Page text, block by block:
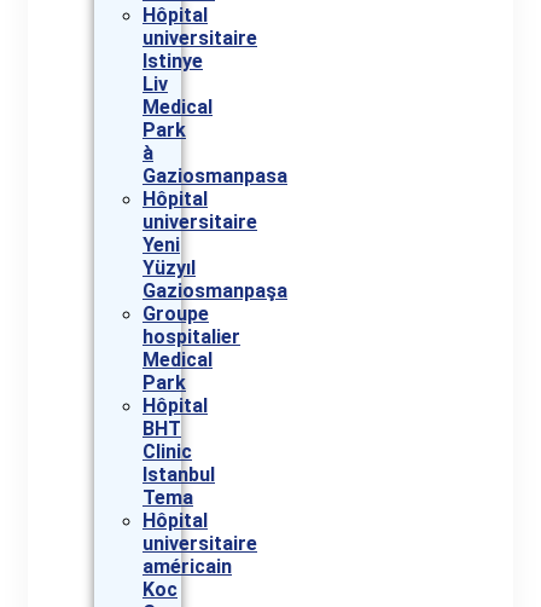
Hôpital
universitaire
Istinye
Liv
Medical
Park
à
Gaziosmanpasa
Hôpital
universitaire
Yeni
Yüzyıl
Gaziosmanpaşa
Groupe
hospitalier
Medical
Park
Hôpital
BHT
Clinic
Istanbul
Tema
Hôpital
universitaire
américain
Koc